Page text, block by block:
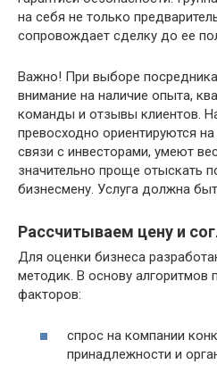
на себя не только
сопровождает сделку до ее
Важно! При выборе
внимание на наличие опыта,
команды и отзывы клиентов.
превосходно ориентируются
связи с инвесторами, умеют
значительно проще отыскать
бизнесмену. Услуга должна
Рассчитываем цену и
Для оценки бизнеса
методик. В основу
факторов:
спрос на компании
принадлежности и